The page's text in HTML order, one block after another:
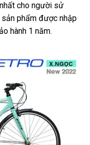
cho người sử
phẩm được nhập
hành 1 năm.